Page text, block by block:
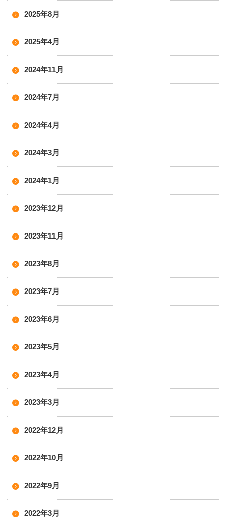
2025年8月
2025年4月
2024年11月
2024年7月
2024年4月
2024年3月
2024年1月
2023年12月
2023年11月
2023年8月
2023年7月
2023年6月
2023年5月
2023年4月
2023年3月
2022年12月
2022年10月
2022年9月
2022年3月